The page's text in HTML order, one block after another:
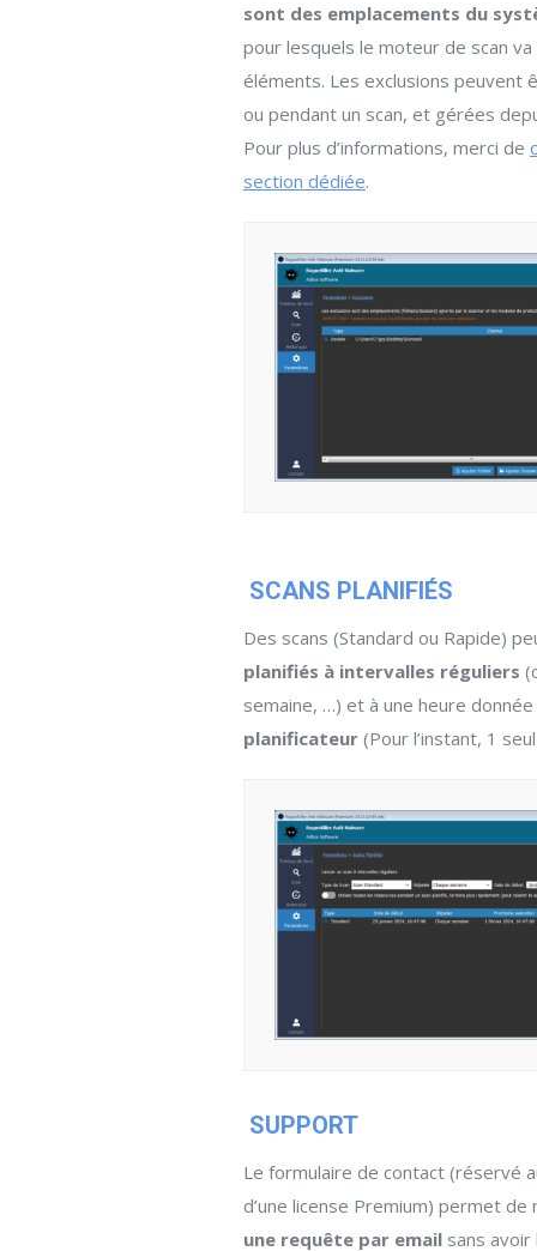
sont des emplacements du
pour lesquels le moteur de scan
éléments. Les exclusions peuvent
ou pendant un scan, et gérées
Pour plus d’informations, merci de
section dédiée.
SCANS PLANIFIÉS
Des scans (Standard ou Rapide)
planifiés à intervalles réguliers
semaine, …) et à une heure donnée
planificateur (Pour l’instant, 1
SUPPORT
Le formulaire de contact (réservé
d’une license Premium) permet de
une requête par email sans